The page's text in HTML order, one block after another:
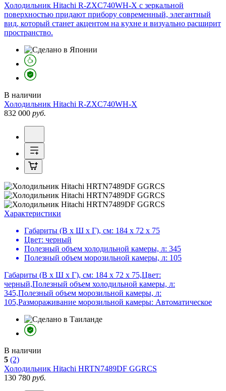
Холодильник Hitachi R-ZXC740WH-X с зеркальной
поверхностью придают прибору современный, элегантный
вид, который станет акцентом на кухне и визуально расширит
пространство.
В наличии
Холодильник Hitachi R-ZXC740WH-X
832 000 руб.
Характеристики
Габариты (В х Ш х Г), см: 184 х 72 х 75
Цвет: черный
Полезный объем холодильной камеры, л: 345
Полезный объем морозильной камеры, л: 105
Габариты (В х Ш х Г), см: 184 х 72 х 75,Цвет:
черный,Полезный объем холодильной камеры, л:
345,Полезный объем морозильной камеры, л:
105,Размораживание морозильной камеры: Автоматическое
В наличии
5 (2)
Холодильник Hitachi HRTN7489DF GGRCS
130 780 руб.